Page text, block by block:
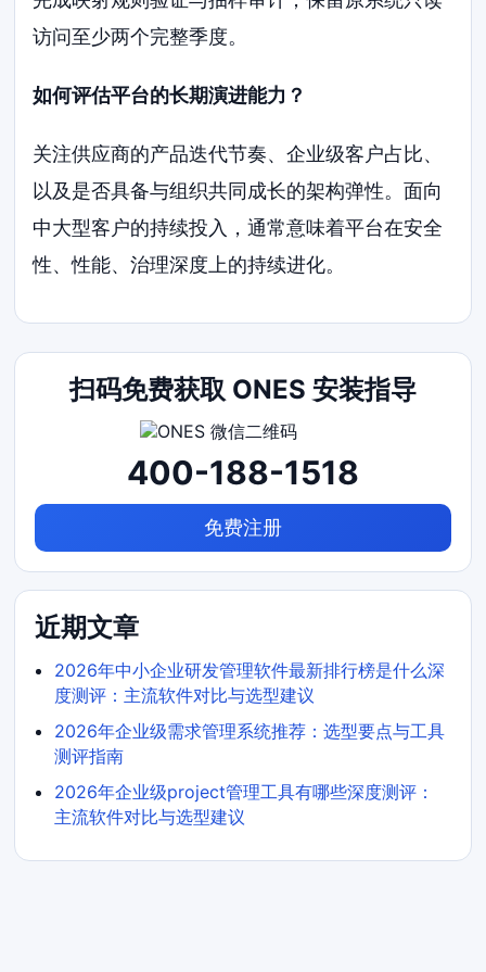
访问至少两个完整季度。
如何评估平台的长期演进能力？
关注供应商的产品迭代节奏、企业级客户占比、
以及是否具备与组织共同成长的架构弹性。面向
中大型客户的持续投入，通常意味着平台在安全
性、性能、治理深度上的持续进化。
扫码免费获取 ONES 安装指导
400-188-1518
免费注册
近期文章
2026年中小企业研发管理软件最新排行榜是什么深
度测评：主流软件对比与选型建议
2026年企业级需求管理系统推荐：选型要点与工具
测评指南
2026年企业级project管理工具有哪些深度测评：
主流软件对比与选型建议